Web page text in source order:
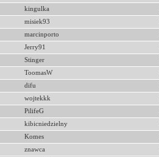
kingulka
misiek93
marcinporto
Jerry91
Stinger
ToomasW
difu
wojtekkk
PilifeG
kibicniedzielny
Komes
znawca